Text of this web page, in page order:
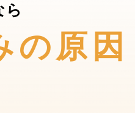
ら
の原因